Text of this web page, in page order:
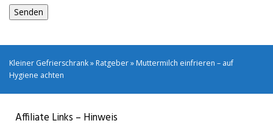
Kleiner Gefrierschrank»Ratgeber»Muttermilch einfrieren – auf
Hygiene achten
Affiliate Links – Hinweis